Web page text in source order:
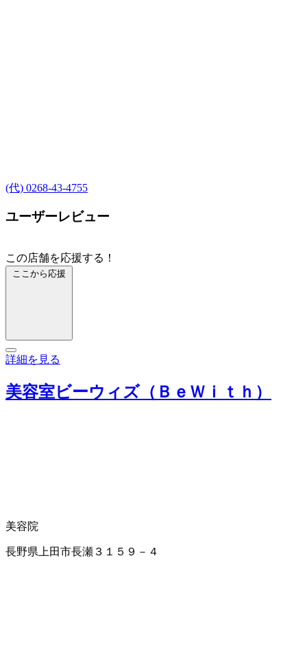
(代) 0268-43-4755
ユーザーレビュー
この店舗を応援する！
ここから応援
詳細を見る
美容室ビーウィズ（ＢｅＷｉｔｈ）
美容院
長野県上田市長瀬３１５９－４